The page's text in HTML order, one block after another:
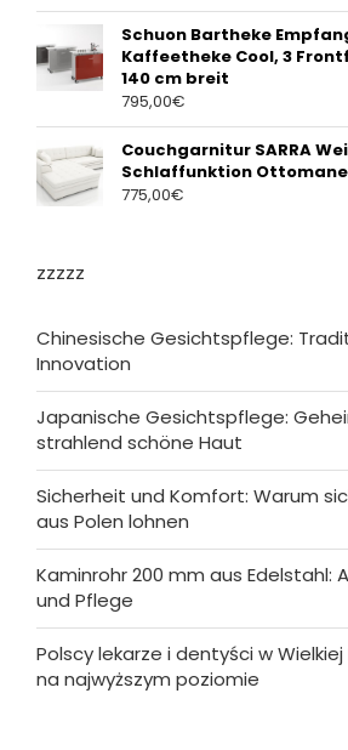
Schuon Bartheke
Kaffeetheke Cool, 3
140 cm breit
795,00€
Couchgarnitur SARRA
Schlaffunktion Ottomane
775,00€
zzzzz
Chinesische Gesichtspflege:
Innovation
Japanische Gesichtspflege:
strahlend schöne Haut
Sicherheit und Komfort: Warum
aus Polen lohnen
Kaminrohr 200 mm aus Edelstahl:
und Pflege
Polscy lekarze i dentyści w
na najwyższym poziomie